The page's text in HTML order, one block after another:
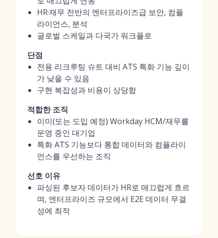
HR·재무 전반의 엔터프라이즈급 보안, 컴플
라이언스, 분석
글로벌 스케일과 다국가 워크플로
단점
전용 리크루팅 슈트 대비 ATS 특화 기능 깊이
가 낮을 수 있음
구현 복잡성과 비용이 상당함
적합한 조직
이미(또는 도입 예정) Workday HCM/재무를
운영 중인 대기업
특화 ATS 기능보다 통합 데이터와 컴플라이
언스를 우선하는 조직
선호 이유
파싱된 후보자 데이터가 HR로 매끄럽게 흐르
며, 엔터프라이즈 규모에서 E2E 데이터 무결
성에 최적